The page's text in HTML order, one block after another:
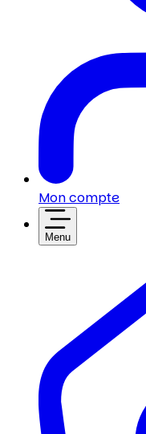
Mon compte
Menu